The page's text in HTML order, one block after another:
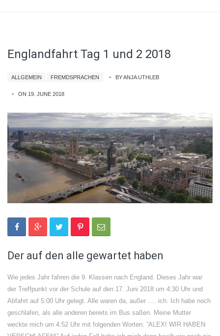
Englandfahrt Tag 1 und 2 2018
ALLGEMEIN FREMDSPRACHEN BY ANJA UTHLEB
ON 19. JUNE 2018
Der auf den alle gewartet haben
Wie jedes Jahr fahren die 9. Klassen nach England. Dieses Jahr war
der Treffpunkt vor der Schule auf den 17. Juni 2018 um 4:30 Uhr und
Abfahrt auf 5:00 Uhr gelegt. Alle waren da, außer …. ich. Ich habe noch
geschlafen, als alle anderen bereits im Bus saßen. Meine Mutter
weckte mich um 4:52 Uhr mit folgenden Worten: ”ALEX! WIR HABEN